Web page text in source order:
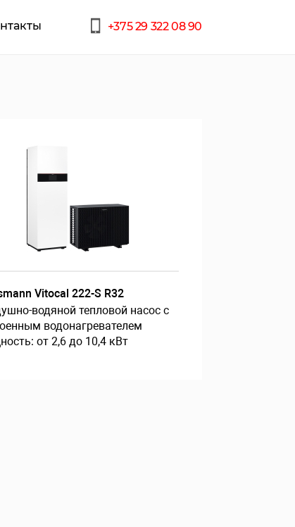
+375 29 322 08 90
Vitocal 222-S R32
водяной тепловой насос с
водонагревателем
от 2,6 до 10,4 кВт